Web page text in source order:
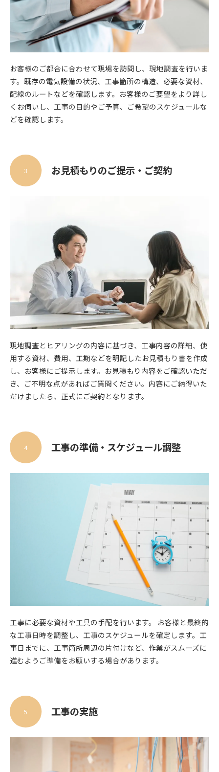
お客様のご都合に合わせて現場を訪問し、現地調査を行いま
す。既存の電気設備の状況、工事箇所の構造、必要な資材、
配線のルートなどを確認します。お客様のご要望をより詳し
くお伺いし、工事の目的やご予算、ご希望のスケジュールな
どを確認します。
お見積もりのご提示・ご契約
3
現地調査とヒアリングの内容に基づき、工事内容の詳細、使
用する資材、費用、工期などを明記したお見積もり書を作成
し、お客様にご提示します。お見積もり内容をご確認いただ
き、ご不明な点があればご質問ください。内容にご納得いた
だけましたら、正式にご契約となります。
工事の準備・スケジュール調整
4
工事に必要な資材や工具の手配を行います。 お客様と最終的
な工事日時を調整し、工事のスケジュールを確定します。工
事日までに、工事箇所周辺の片付けなど、作業がスムーズに
進むようご準備をお願いする場合があります。
工事の実施
5